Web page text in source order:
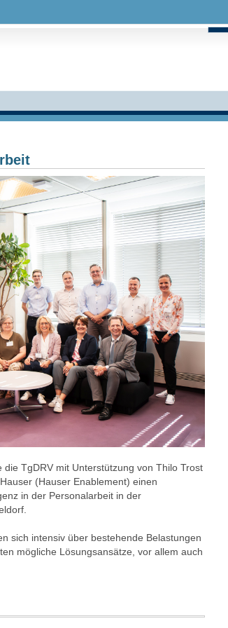
TgDRV mit Unterstützung von Thilo Trost
(Hauser Enablement) einen
in der Personalarbeit in der
sich intensiv über bestehende Belastungen
mögliche Lösungsansätze, vor allem auch